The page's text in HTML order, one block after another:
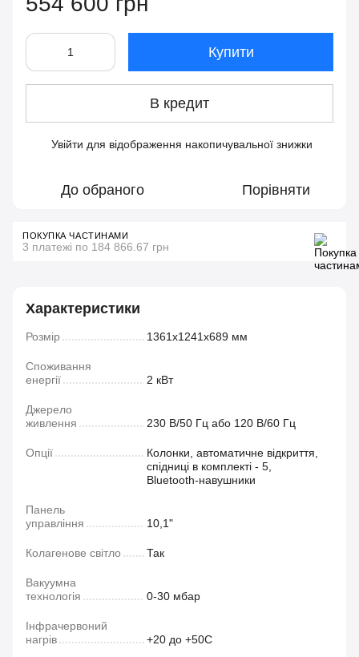
Купити
В кредит
Увійти для відображення накопичувальної знижки
До обраного Порівняти
ПОКУПКА ЧАСТИНАМИ
3 платежі по 184 866.67 грн
Характеристики
Розмір 1361х1241х689 мм
Споживання
енергії
2 кВт
Джерело
живлення
230 В/50 Гц або 120 В/60 Гц
Опції
Колонки, автоматичне відкриття,
спідниці в комплекті - 5,
Bluetooth‑навушники
Панель
управління
10,1"
Колагенове світло Так
Вакуумна
технологія
0-30 мбар
Інфрачервоний
нагрів
+20 до +50C